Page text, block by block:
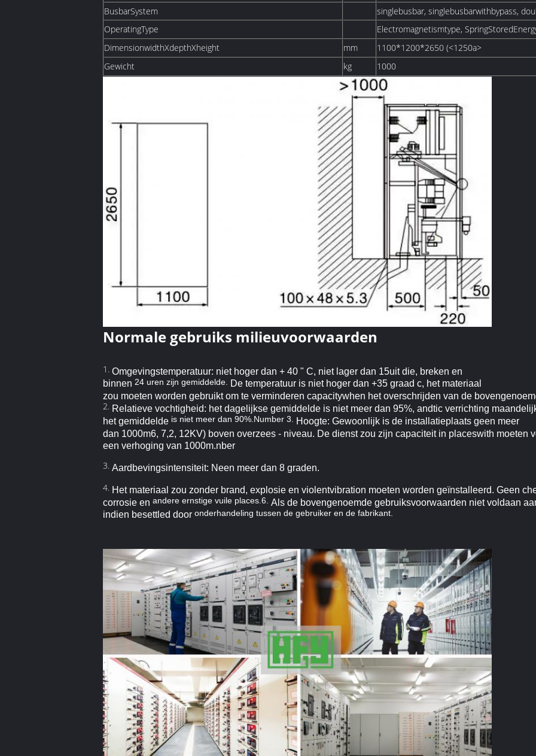
BusbarSystem
singlebusbar, singlebusbarwithbypass,
OperatingType
Electromagnetismtype,
DimensionwidthXdepthXheight
mm
1100*1200*2650 (<1250a>
Gewicht
kg 1000
Normale gebruiks milieuvoorwaarden
1. Omgevingstemperatuur: niet hoger dan + 40 " C, niet lager dan 15uit die, breken en
binnen 24 uren zijn gemiddelde.
De temperatuur is niet hoger dan +35 graad c, het materiaal
zou moeten worden gebruikt om te verminderen capacitywhen het overschrijden van de
2. Relatieve vochtigheid: het dagelijkse gemiddelde is niet meer dan 95%, andtic verrichting
het gemiddelde is niet meer dan 90%.Number 3.
Hoogte: Gewoonlijk is de installatieplaats geen meer
dan 1000m6, 7,2, 12KV) boven overzees - niveau. De dienst zou zijn capaciteit in placeswith moeten
een verhoging van 1000m.nber
3. Aardbevingsintensiteit: Neen meer dan 8 graden.
4. Het materiaal zou zonder brand, explosie en violentvibration moeten worden geïnstalleerd. Geen
corrosie en andere ernstige vuile places.6. Als de bovengenoemde gebruiksvoorwaarden niet voldaan
indien besettled door onderhandeling tussen de gebruiker en de fabrikant.